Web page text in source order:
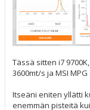
Tässä sitten i7
3600mt/s ja MSI
Itseäni eniten yllätti
enemmän pisteitä